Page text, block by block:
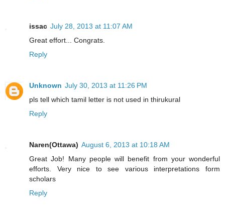
issac July 28, 2013 at 11:07 AM
Great effort... Congrats.
Reply
Unknown July 30, 2013 at 11:26 PM
pls tell which tamil letter is not used in thirukural
Reply
Naren(Ottawa) August 6, 2013 at 10:18 AM
Great Job! Many people will benefit from your wonderful
efforts. Very nice to see various interpretations form
scholars
Reply